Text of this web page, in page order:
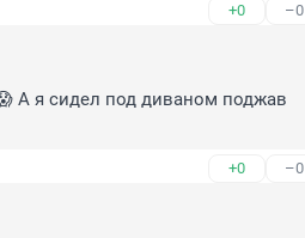
+0 –0
А я сидел под диваном поджав
+0 –0